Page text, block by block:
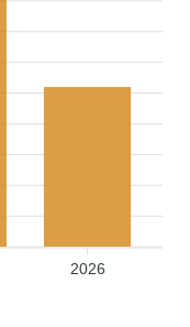
2026